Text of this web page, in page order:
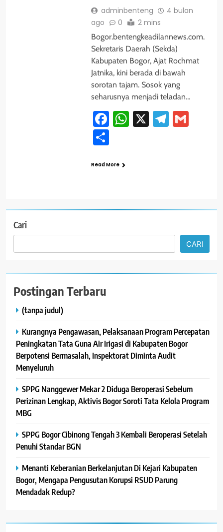
adminbenteng
4 bulan
ago
0 2 mins
Bogor.bentengkeadilannews.com.
Sekretaris Daerah (Sekda)
Kabupaten Bogor, Ajat Rochmat
Jatnika, kini berada di bawah
sorotan tajam. Sosok yang
seharusnya menjadi teladan…
Facebook
WhatsApp
X
Share
Read More
Cari
CARI
Postingan Terbaru
(tanpa judul)
Kurangnya Pengawasan, Pelaksanaan Program Percepatan
Peningkatan Tata Guna Air Irigasi di Kabupaten Bogor
Berpotensi Bermasalah, Inspektorat Diminta Audit
Menyeluruh
SPPG Nanggewer Mekar 2 Diduga Beroperasi Sebelum
Perizinan Lengkap, Aktivis Bogor Soroti Tata Kelola Program
MBG
SPPG Bogor Cibinong Tengah 3 Kembali Beroperasi Setelah
Penuhi Standar BGN
Menanti Keberanian Berkelanjutan Di Kejari Kabupaten
Bogor, Mengapa Pengusutan Korupsi RSUD Parung
Mendadak Redup?